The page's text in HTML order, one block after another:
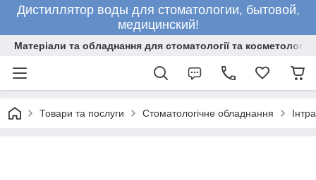
Дистиллятор воды для стоматологии, бытовой,
медицинский!
Матеріали та обладнання для стоматології та косметології
Товари та послуги Стоматологічне обладнання